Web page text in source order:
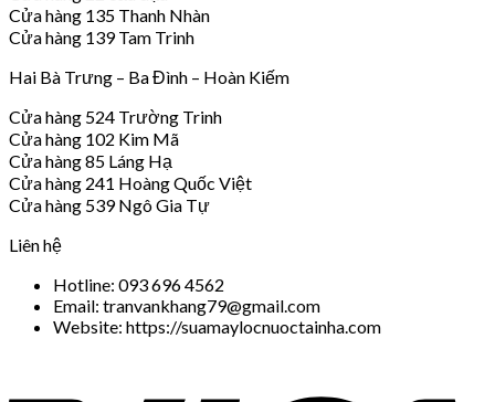
Cửa hàng 135 Thanh Nhàn
Cửa hàng 139 Tam Trinh
Hai Bà Trưng – Ba Đình – Hoàn Kiếm
Cửa hàng 524 Trường Trinh
Cửa hàng 102 Kim Mã
Cửa hàng 85 Láng Hạ
Cửa hàng 241 Hoàng Quốc Việt
Cửa hàng 539 Ngô Gia Tự
Liên hệ
Hotline: 093 696 4562
Email: tranvankhang79@gmail.com
Website: https://suamaylocnuoctainha.com